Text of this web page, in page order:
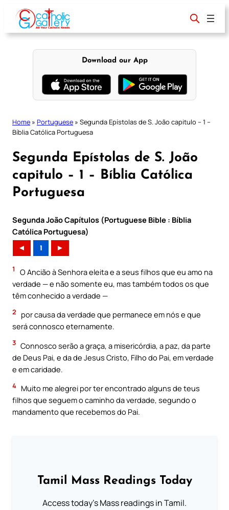
content
Download our App
Home » Portuguese » Segunda Epístolas de S. João capitulo – 1 –
Bíblia Católica Portuguesa
Segunda Epístolas de S. João
capitulo – 1 – Bíblia Católica
Portuguesa
Segunda João Capítulos (Portuguese Bible : Bíblia
Católica Portuguesa)
◄ 1 ►
1
O Ancião à Senhora eleita e a seus filhos que eu amo na
verdade — e não somente eu, mas também todos os que
têm conhecido a verdade —
2
por causa da verdade que permanece em nós e que
será connosco eternamente.
3 Connosco serão a graça, a misericórdia, a paz, da parte
de Deus Pai, e da de Jesus Cristo, Filho do Pai, em verdade
e em caridade.
4 Muito me alegrei por ter encontrado alguns de teus
filhos que seguem o caminho da verdade, segundo o
mandamento que recebemos do Pai.
Tamil Mass Readings Today
Access today's Mass readings in Tamil.